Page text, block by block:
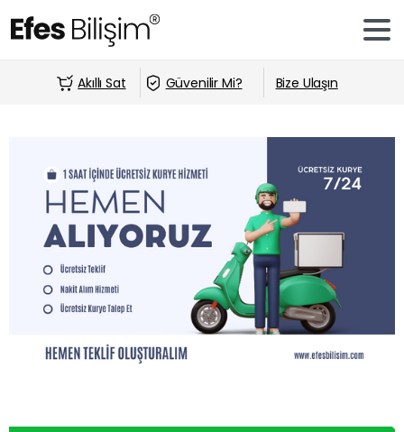
Akıllı Sat Güvenilir Mi? Bize Ulaşın